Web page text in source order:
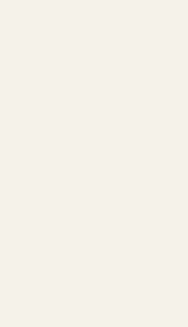
VELOCI
il monitoraggio della
SICURI
per tutte le modalità